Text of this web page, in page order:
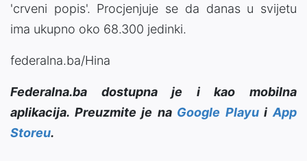
'crveni popis'. Procjenjuje se da danas u svijetu
ima ukupno oko 68.300 jedinki.
federalna.ba/Hina
Federalna.ba dostupna je i kao mobilna
aplikacija. Preuzmite je na Google PlayuiApp
Storeu.